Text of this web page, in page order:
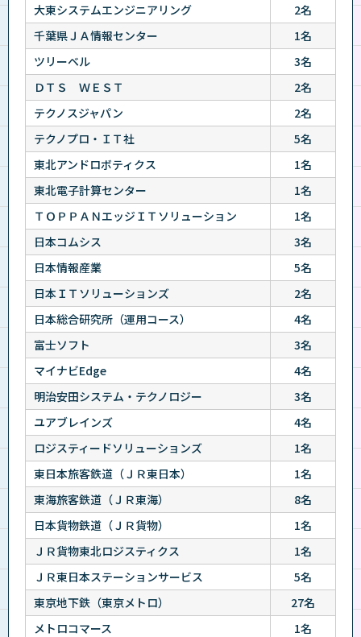
大東システムエンジニアリング
2名
千葉県ＪＡ情報センター
1名
ツリーベル
3名
ＤＴＳ ＷＥＳＴ
2名
テクノスジャパン
2名
テクノプロ・ＩＴ社
5名
東北アンドロボティクス
1名
東北電子計算センター
1名
ＴＯＰＰＡＮエッジＩＴソリューション
1名
日本コムシス
3名
日本情報産業
5名
日本ＩＴソリューションズ
2名
日本総合研究所（運用コース）
4名
富士ソフト
3名
マイナビEdge
4名
明治安田システム・テクノロジー
3名
ユアブレインズ
4名
ロジスティードソリューションズ
1名
東日本旅客鉄道（ＪＲ東日本）
1名
東海旅客鉄道（ＪＲ東海）
8名
日本貨物鉄道（ＪＲ貨物）
1名
ＪＲ貨物東北ロジスティクス
1名
ＪＲ東日本ステーションサービス
5名
東京地下鉄（東京メトロ）
27名
メトロコマース
1名